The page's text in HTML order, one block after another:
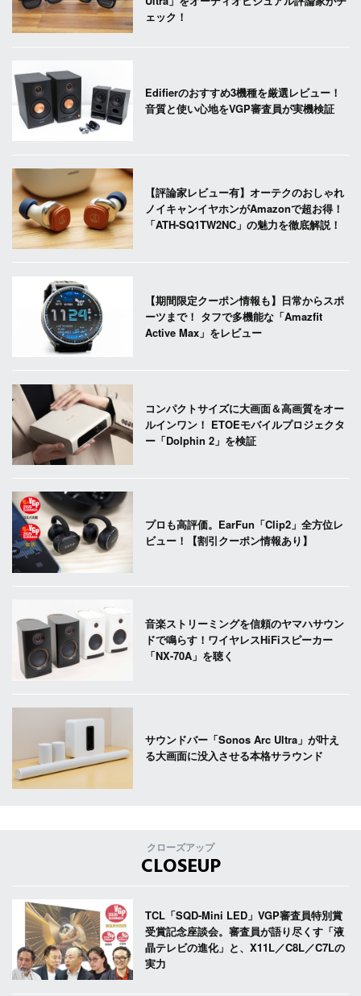
ェック！
Edifierのおすすめ3機種を厳選レビュー！
音質と使い心地をVGP審査員が実機検証
【評論家レビュー有】オーテクのおしゃれ
ノイキャンイヤホンがAmazonで超お得！
「ATH-SQ1TW2NC」の魅力を徹底解説！
【期間限定クーポン情報も】日常からスポ
ーツまで！ タフで多機能な「Amazfit
Active Max」をレビュー
コンパクトサイズに大画面＆高画質をオー
ルインワン！ ETOEモバイルプロジェクタ
ー「Dolphin 2」を検証
プロも高評価。EarFun「Clip2」全方位レ
ビュー！【割引クーポン情報あり】
音楽ストリーミングを信頼のヤマハサウン
ドで鳴らす！ワイヤレスHiFiスピーカー
「NX-70A」を聴く
サウンドバー「Sonos Arc Ultra」が叶え
る大画面に没入させる本格サラウンド
クローズアップ
CLOSEUP
TCL「SQD-Mini LED」VGP審査員特別賞
受賞記念座談会。審査員が語り尽くす「液
晶テレビの進化」と、X11L／C8L／C7Lの
実力